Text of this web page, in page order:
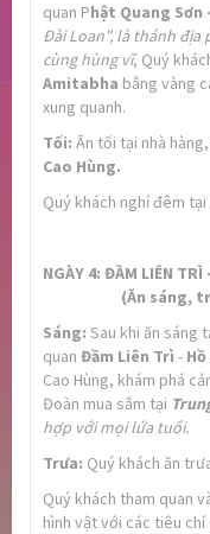
quan Phật Quang Sơn
Đài Loan", là thánh địa
cùng hùng vĩ, Quý
Amitabha bằng vàng
xung quanh.
Tối: Ăn tối tại nhà
Cao Hùng.
Quý khách nghỉ đêm tại
NGÀY 4: ĐẦM LIÊN TRÌ -
(Ăn sáng,
Sáng: Sau khi ăn sáng
quan Đầm Liên Trì -
Cao Hùng, khám phá
Đoàn mua sắm tại
hợp với mọi lứa tuổi.
Trưa: Quý khách ăn
Quý khách tham quan
hình vật với các tiêu chí